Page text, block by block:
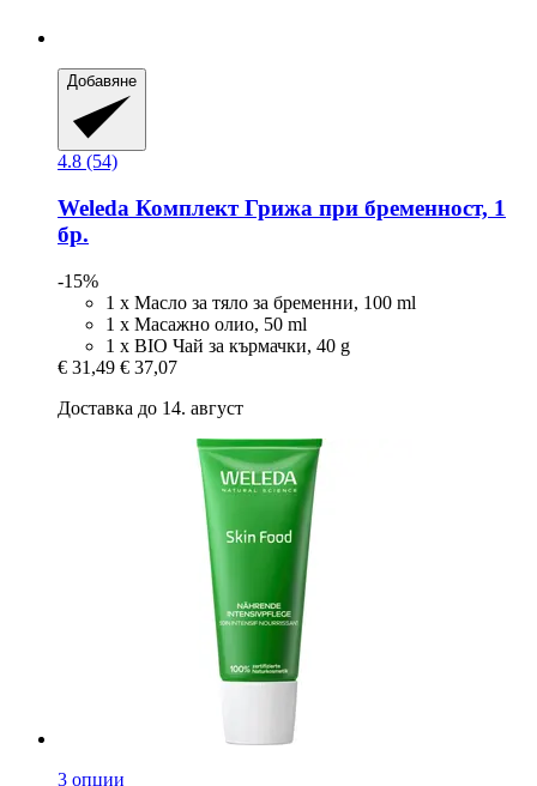
Добавяне
4.8 (54)
Weleda Комплект Грижа при бременност, 1
бр.
-15%
1 х Масло за тяло за бременни, 100 ml
1 х Mасажно олио, 50 ml
1 х BIO Чай за кърмачки, 40 g
€ 31,49 € 37,07
Доставка до 14. август
3 опции